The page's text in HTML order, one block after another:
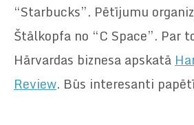
“Starbucks”. Pētījumu
Štālkopfa no “C Space”. Par
Hārvardas biznesa apskatā
Review. Būs interesanti